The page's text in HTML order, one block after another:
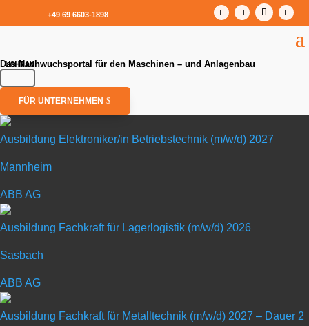
+49 69 6603-1898
Das Nachwuchsportal für den Maschinen – und Anlagenbau
FÜR UNTERNEHMEN
Ausbildung Elektroniker/in Betriebstechnik (m/w/d) 2027
Mannheim
ABB AG
Ausbildung Fachkraft für Lagerlogistik (m/w/d) 2026
Sasbach
ABB AG
Ausbildung Fachkraft für Metalltechnik (m/w/d) 2027 – Dauer 2
in Mannheim